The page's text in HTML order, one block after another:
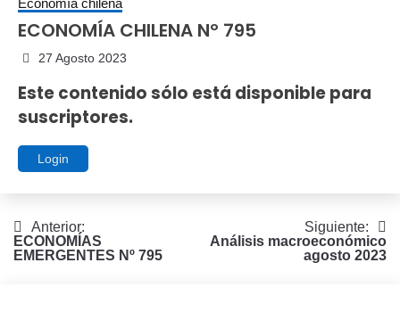
ECONOMÍA CHILENA Nº 795
27 Agosto 2023
Este contenido sólo está disponible para
suscriptores.
Login
Navegación
de
Anterior:
ECONOMÍAS
EMERGENTES Nº 795
Siguiente:
Análisis macroeconómico
agosto 2023